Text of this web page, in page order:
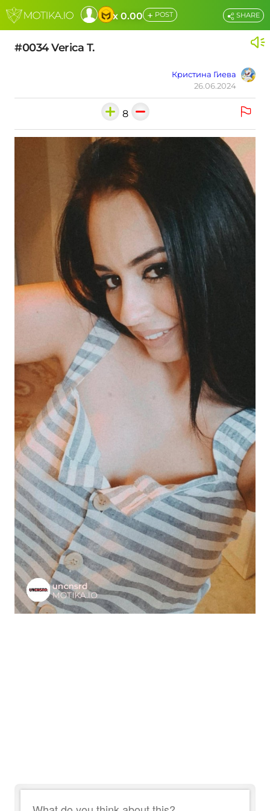
x 0.00 + POST
#0034 Verica T.
Кристина Гиева
26.06.2024
SHARE
8